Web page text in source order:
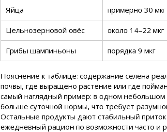
Яйца примерно 30 мкг
Цельнозерновой овёс около 14–22 мкг
Грибы шампиньоны порядка 9 мкг
Пояснение к таблице: содержание селена
почвы, где выращено растение или где
самый наглядный пример: в одном
больше суточной нормы, что требует
Остальные продукты дают стабильный
ежедневный рацион по возможности часто и